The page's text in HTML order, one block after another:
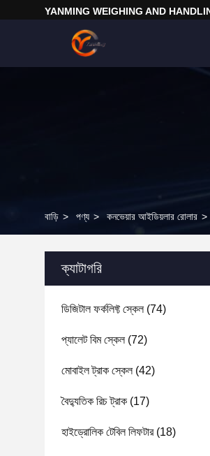
YANMING WEIGHING AND
বাড়ি > পণ্য > কনভেয়ার আইডিয়লার রোলার >
ক্যাটাগরি
ডিজিটাল ফর্কলিফ্ট স্কেল(74)
প্যালেট বিম স্কেল(72)
মোবাইল ট্রাক স্কেল(42)
বৈদ্যুতিক রিচ ট্রাক (17)
হাইড্রোলিক টেবিল লিফটার(18)